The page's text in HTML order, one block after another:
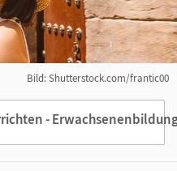
-
Bild: Shutterstock.com/frantic00